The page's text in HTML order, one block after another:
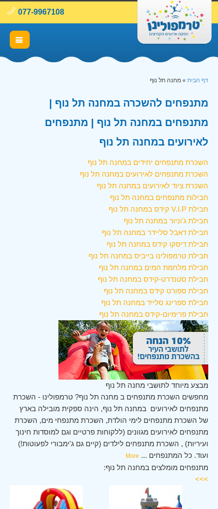
077-9967108
דף הבית » מחנה תל נוף
מתנפחים להשכרה במחנה תל נוף |
מתנפחים במחנה תל נוף | מתנפחים
לאירועים במחנה תל נוף
השכרת מתנפחים יחידים במחנה תל נוף
השכרת מתנפחים לאירועים במחנה תל נוף
השכרת ציוד לאירועים במחנה תל נוף
חבילות מתנפחים במחנה תל נוף
חבילת V.I.P קידס במחנה תל נוף
חבילת ג'וניור במחנה תל נוף
חבילת דאבל סליידר במחנה תל נוף
חבילת דיסקו קידס במחנה תל נוף
חבילת טרמפולינו בייביס במחנה תל נוף
חבילת מלחמת המים במחנה תל נוף
חבילת סטנדרט-קידס במחנה תל נוף
חבילת ספורט קידס במחנה תל נוף
חבילת ספרינג סלייד במחנה תל נוף
חבילת פרימיום-קידס במחנה תל נוף
מבצע מיוחד לתושבי מחנה תל נוף
מחפשים השכרת מתנפחים ב מחנה תל נוף? טרמפולינו - השכרת
מתנפחים לאירועים במחנה תל נוף, הינה ספקית מובילה בארץ
של השכרת מתנפחים לימי הולדת, השכרת מתנפחי מים, השכרת
מתנפחים לאירועים מגוונים (ללקוחות פרטיים וגם למוסדות חינוך
ועיריות) , השכרת מתנפחים לילדים (קיים גם ג'ימבורי לפעוטות!)
ועוד. כל המתנפחים ...
More
מתנפחים מומלצים במחנה תל נוף:
>>>